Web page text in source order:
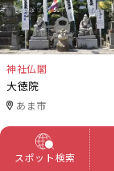
神社仏閣
大徳院
あま市
食べる
スポット検索